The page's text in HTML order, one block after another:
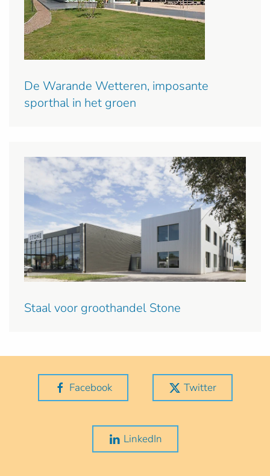
De Warande Wetteren, imposante
sporthal in het groen
Staal voor groothandel Stone
Facebook Twitter
LinkedIn